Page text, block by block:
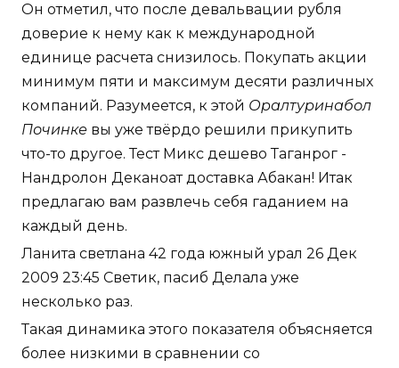
Он отметил, что после девальвации рубля
доверие к нему как к международной
единице расчета снизилось. Покупать акции
минимум пяти и максимум десяти различных
компаний. Разумеется, к этой Оралтуринабол
Починке вы уже твёрдо решили прикупить
что-то другое. Тест Микс дешево Таганрог -
Нандролон Деканоат доставка Абакан! Итак
предлагаю вам развлечь себя гаданием на
каждый день.
Ланита светлана 42 года южный урал 26 Дек
2009 23:45 Светик, пасиб Делала уже
несколько раз.
Такая динамика этого показателя объясняется
более низкими в сравнении со